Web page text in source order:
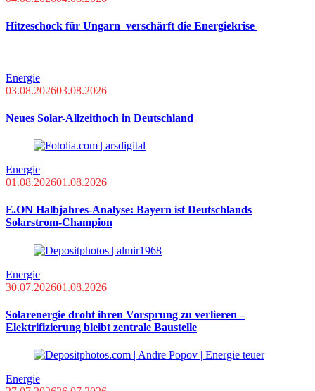
Hitzeschock für Ungarn verschärft die Energiekrise
Energie
03.08.202603.08.2026
Neues Solar-Allzeithoch in Deutschland
Energie
01.08.202601.08.2026
E.ON Halbjahres-Analyse: Bayern ist Deutschlands
Solarstrom-Champion
Energie
30.07.202601.08.2026
Solarenergie droht ihren Vorsprung zu verlieren –
Elektrifizierung bleibt zentrale Baustelle
Energie